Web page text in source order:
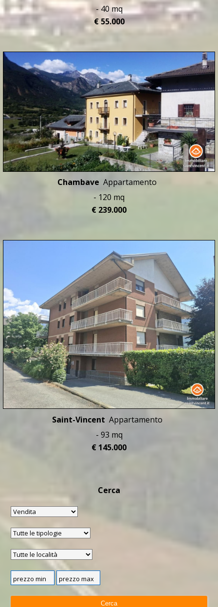
- 40 mq
€ 55.000
Chambave Appartamento
- 120 mq
€ 239.000
Saint-Vincent Appartamento
- 93 mq
€ 145.000
Cerca